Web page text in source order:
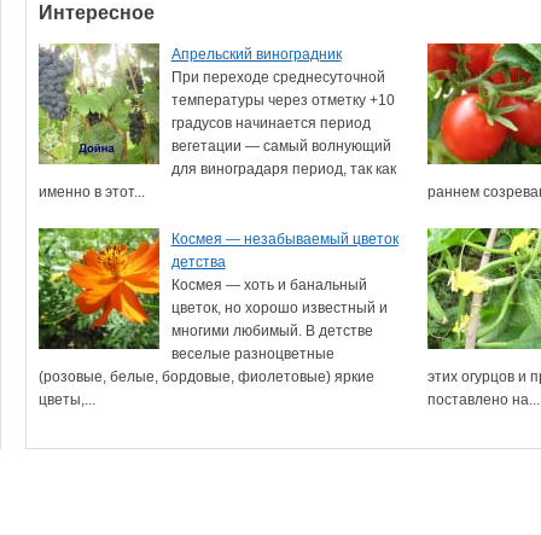
Интересное
Апрельский виноградник
При переходе среднесуточной
температуры через отметку +10
градусов начинается период
вегетации — самый волнующий
для виноградаря период, так как
именно в этот...
раннем
Космея — незабываемый цветок
детства
Космея — хоть и банальный
цветок, но хорошо известный и
многими любимый. В детстве
веселые разноцветные
(розовые, белые, бордовые, фиолетовые) яркие
цветы,...
этих огурцов и
поставлено на...